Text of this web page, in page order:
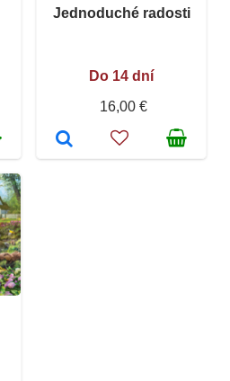
Jednoduché radosti
Do 14 dní
16,00 €